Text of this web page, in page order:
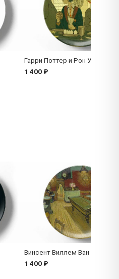
Гарри Поттер и Рон Уизли
1 400 ₽
Винсент Виллем Ван Гог
1 400 ₽